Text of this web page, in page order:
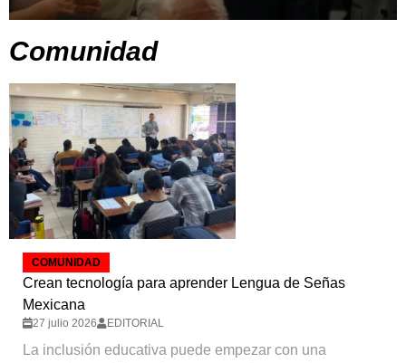
Comunidad
COMUNIDAD
Crean tecnología para aprender Lengua de Señas
Mexicana
27 julio 2026 EDITORIAL
La inclusión educativa puede empezar con una